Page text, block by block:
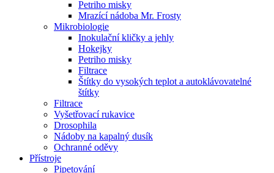
Petriho misky
Mrazící nádoba Mr. Frosty
Mikrobiologie
Inokulační kličky a jehly
Hokejky
Petriho misky
Filtrace
Štítky do vysokých teplot a autoklávovatelné
štítky
Filtrace
Vyšetřovací rukavice
Drosophila
Nádoby na kapalný dusík
Ochranné oděvy
Přístroje
Pipetování